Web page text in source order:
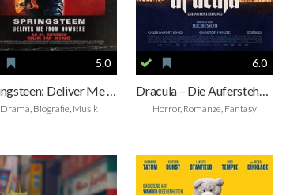
5.0
Springsteen: Deliver Me from Nowhere
Drama, Biografie, Musik
6.0
Dracula – Die Auferstehung
Horror, Romanze, Fantasy